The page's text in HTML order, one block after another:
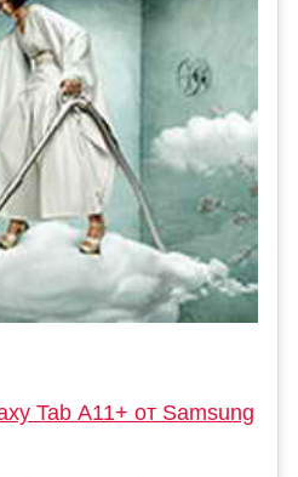
Tab A11+ от Samsung